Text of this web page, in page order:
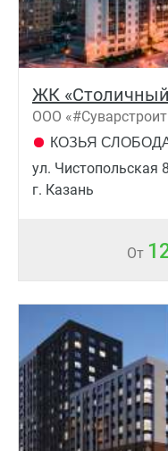
ЖК
ООО
КОЗЬЯ
ул. Чистопольская
г. Казань
От